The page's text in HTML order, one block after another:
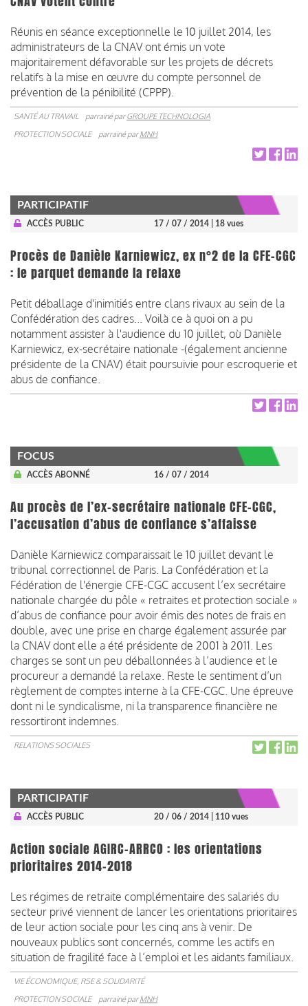
Réunis en séance exceptionnelle le 10 juillet 2014, les
administrateurs de la CNAV ont émis un vote
majoritairement défavorable sur les projets de décrets
relatifs à la mise en œuvre du compte personnel de
prévention de la pénibilité (CPPP).
SANTÉ AU TRAVAIL parrainé parGROUPE TECHNOLOGIA
PROTECTION SOCIALE
parrainé parMNH
PARTICIPATIF
ACCÈS PUBLIC 17 / 07 / 2014 | 18 vues
Procès de Danièle Karniewicz, ex n°2 de la CFE-CGC
: le parquet demande la relaxe
Petit déballage d'inimitiés entre clans rivaux au sein de la
Confédération des cadres... Voilà ce à quoi on a pu
notamment assister à l'audience du 10 juillet, où Danièle
Karniewicz, ex-secrétaire nationale -(également ancienne
présidente de la CNAV) était poursuivie pour escroquerie et
abus de confiance.
FOCUS
ACCÈS ABONNÉ 16 / 07 / 2014
Au procès de l’ex-secrétaire nationale CFE-CGC,
l’accusation d’abus de confiance s’affaisse
Danièle Karniewicz comparaissait le 10 juillet devant le
tribunal correctionnel de Paris. La Confédération et la
Fédération de l'énergie CFE-CGC accusent l’ex secrétaire
nationale chargée du pôle « retraites et protection sociale »
d’abus de confiance pour avoir émis des notes de frais en
double, avec une prise en charge également assurée par
la CNAV dont elle a été présidente de 2001 à 2011. Les
charges se sont un peu déballonnées à l’audience et le
procureur a demandé la relaxe. Reste le sentiment d’un
règlement de comptes interne à la CFE-CGC. Une épreuve
dont ni le syndicalisme, ni la transparence financière ne
ressortiront indemnes.
RELATIONS SOCIALES
PARTICIPATIF
ACCÈS PUBLIC 20 / 06 / 2014 | 110 vues
Action sociale AGIRC-ARRCO : les orientations
prioritaires 2014-2018
Les régimes de retraite complémentaire des salariés du
secteur privé viennent de lancer les orientations prioritaires
de leur action sociale pour les cinq ans à venir. De
nouveaux publics sont concernés, comme les actifs en
situation de fragilité face à l’emploi et les aidants familiaux.
VIE ÉCONOMIQUE, RSE & SOLIDARITÉ
PROTECTION SOCIALE
parrainé parMNH